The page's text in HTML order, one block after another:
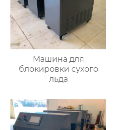
Машина для
блокировки сухого
льда